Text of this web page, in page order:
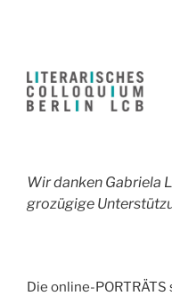
Wir danken Gabriela
grozügige
Die online-